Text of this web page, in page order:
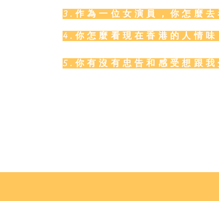
3.作為一位女演員，你怎麼
4.你怎麼看現在香港的人情
5.你有沒有忠告和感受想跟